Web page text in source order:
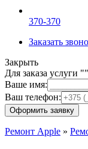
370-370
Заказать
Закрыть
Для заказа услуги "
Ваше имя:
Ваш телефон:
Оформить заявку
Ремонт Apple »